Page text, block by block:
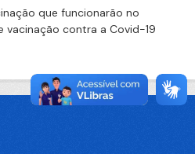
que funcionarão no
vacinação contra a Covid-19